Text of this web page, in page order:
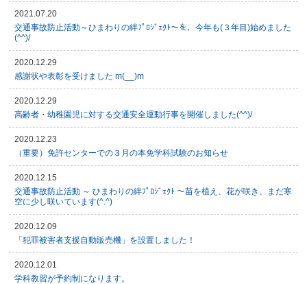
2021.07.20
交通事故防止活動～ひまわりの絆ﾌﾟﾛｼﾞｪｸﾄ～を、今年も(３年目)始めました
(^^)/
2020.12.29
感謝状や表彰を受けました m(__)m
2020.12.29
高齢者・幼稚園児に対する交通安全運動行事を開催しました(^^)/
2020.12.23
（重要）免許センターでの３月の本免学科試験のお知らせ
2020.12.15
交通事故防止活動 ～ ひまわりの絆ﾌﾟﾛｼﾞｪｸﾄ ～苗を植え、花が咲き、まだ寒
空に少し咲いています(^.^)
2020.12.09
「犯罪被害者支援自動販売機」を設置しました！
2020.12.01
学科教習が予約制になります。